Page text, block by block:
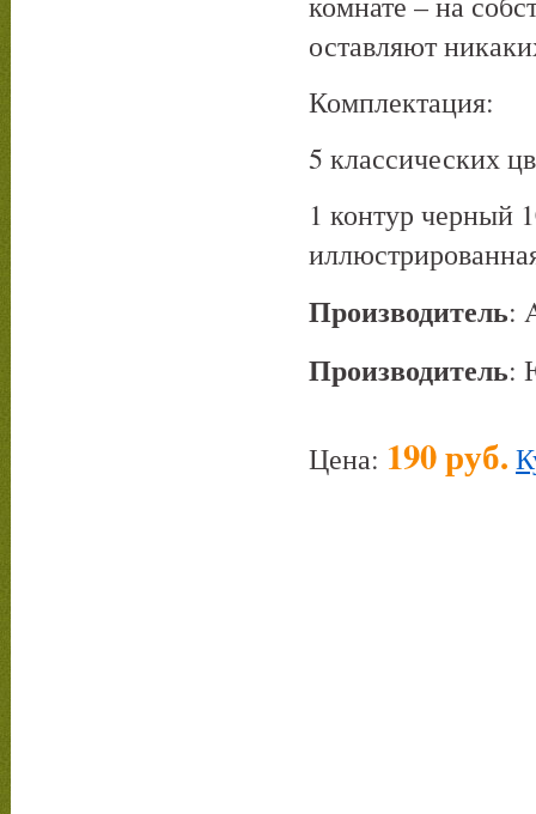
оставляют
Комплектация:
5 классических
1 контур черный
Производитель:
Производитель:
Цена: 190 руб.